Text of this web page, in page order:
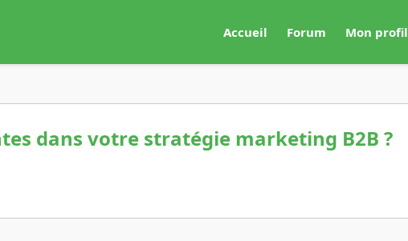
Accueil Forum Mon profil
dans votre stratégie marketing B2B ?